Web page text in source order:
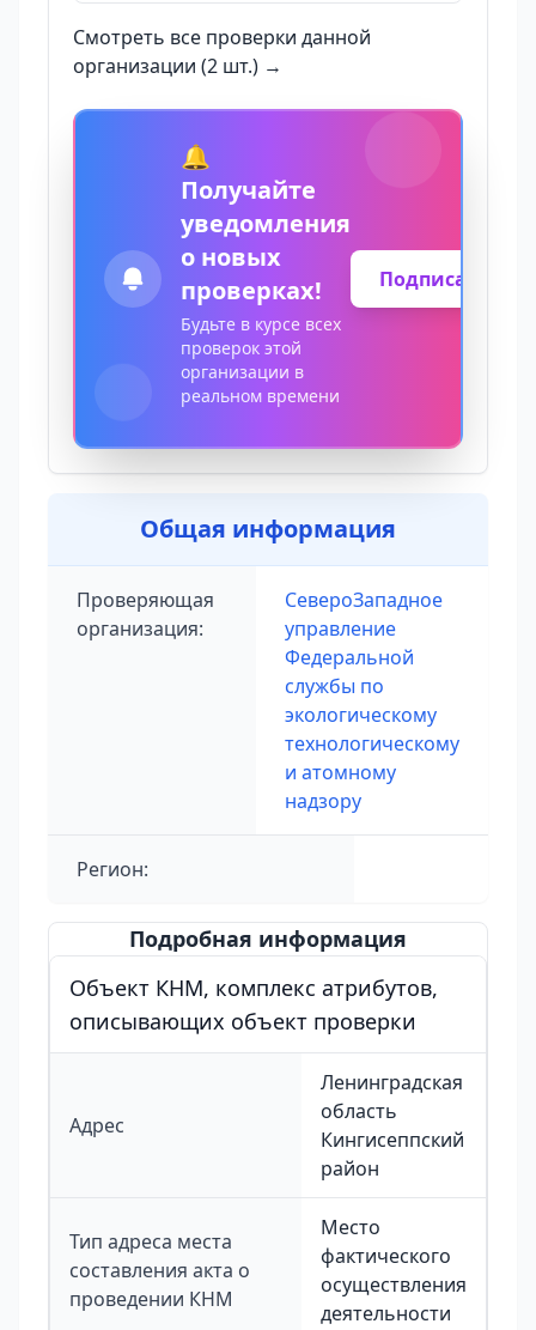
Смотреть все проверки данной
организации (2 шт.) →
🔔
Получайте
уведомления
о новых
проверках!
Будьте в курсе всех
проверок этой
организации в
реальном времени
Подписаться
Общая информация
Проверяющая
организация:
СевероЗападное
управление
Федеральной
службы по
экологическому
технологическому
и атомному
надзору
Регион:
Подробная информация
Объект КНМ, комплекс атрибутов,
описывающих объект проверки
Адрес
Ленинградская
область
Кингисеппский
район
Тип адреса места
составления акта о
проведении КНМ
Место
фактического
осуществления
деятельности